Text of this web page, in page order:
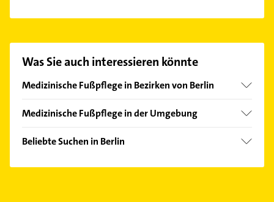
finden Sie alleKontaktdaten.
Was Sie auch interessieren könnte
Medizinische Fußpflege in Bezirken von Berlin
Bezirk Charlottenburg-Wilmersdorf
Bezirk Marzahn-Hellersdorf
Medizinische Fußpflege in der Umgebung
Hohen Neuendorf
Hennigsdorf
Beliebte Suchen in Berlin